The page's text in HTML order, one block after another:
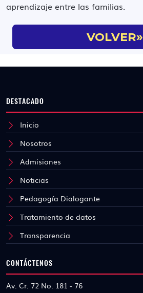
aprendizaje entre las familias.
VOLVER»
DESTACADO
Inicio
Nosotros
Admisiones
Noticias
Pedagogía Dialogante
Tratamiento de datos
Transparencia
CONTÁCTENOS
Av. Cr. 72 No. 181 - 76